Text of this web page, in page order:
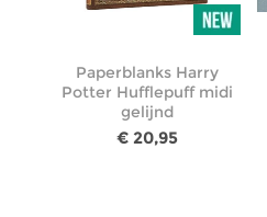
Paperblanks Harry
Potter Hufflepuff midi
gelijnd
€ 20,95